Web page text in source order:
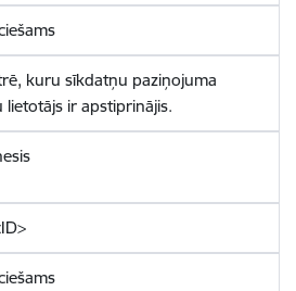
kuru sīkdatņu paziņojuma
lietotājs ir apstiprinājis.